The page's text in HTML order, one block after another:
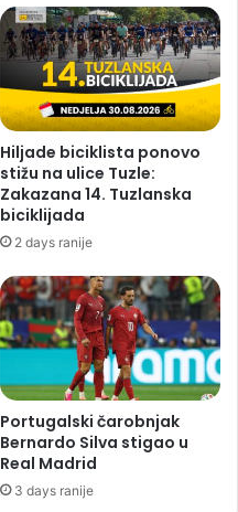
Hiljade biciklista ponovo
stižu na ulice Tuzle:
Zakazana 14. Tuzlanska
biciklijada
2 days ranije
Portugalski čarobnjak
Bernardo Silva stigao u
Real Madrid
3 days ranije